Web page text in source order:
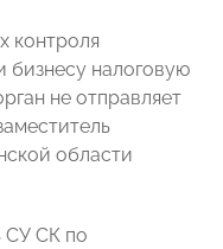
контроля
бизнесу налоговую
не отправляет
области
СУ СК по